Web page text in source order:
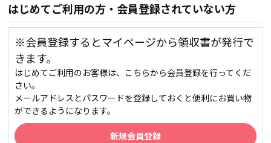
はじめてご利用の方・会員登録されていない方
※会員登録するとマイページから領収書が発行で
きます。
はじめてご利用のお客様は、こちらから会員登録を行ってくだ
さい。
メールアドレスとパスワードを登録しておくと便利にお買い物
ができるようになります。